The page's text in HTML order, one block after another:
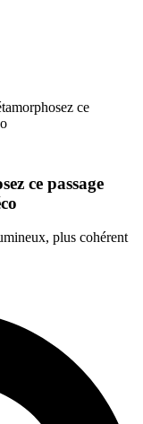
ce
ce passage
plus cohérent